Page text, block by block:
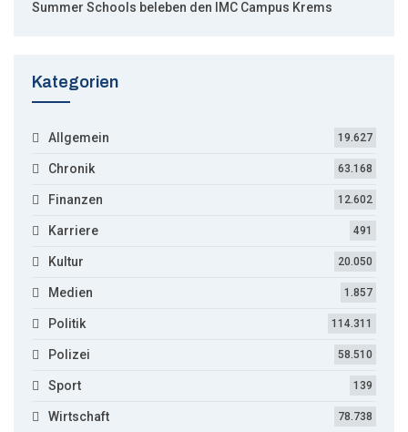
Summer Schools beleben den IMC Campus Krems
Kategorien
Allgemein 19.627
Chronik 63.168
Finanzen 12.602
Karriere 491
Kultur 20.050
Medien 1.857
Politik 114.311
Polizei 58.510
Sport 139
Wirtschaft 78.738